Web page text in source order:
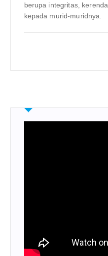
berupa integritas,
kepada murid-muridnya.